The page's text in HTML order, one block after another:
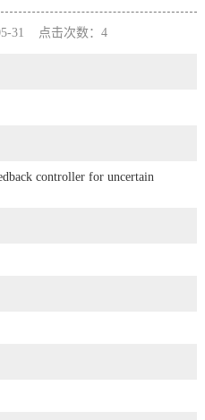
31 点击次数： 4
controller for uncertain